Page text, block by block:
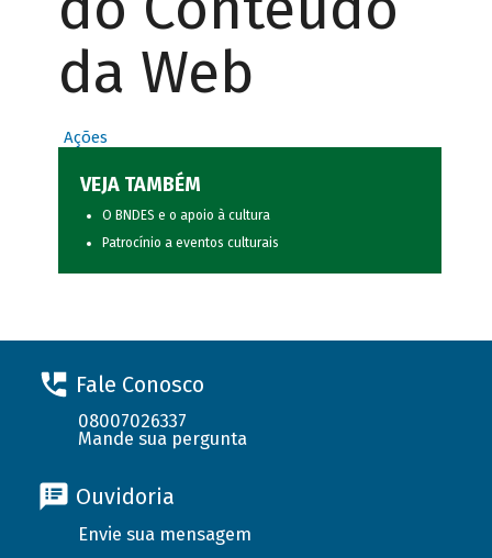
da Web
Ações
VEJA TAMBÉM
O BNDES e o apoio à cultura
Patrocínio a eventos culturais
Fale Conosco
08007026337
Mande sua pergunta
Ouvidoria
Envie sua mensagem